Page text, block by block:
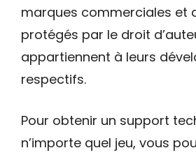
marques commerciales et
protégés par le droit
appartiennent à leurs
respectifs.
Pour obtenir un support
n’importe quel jeu, vous